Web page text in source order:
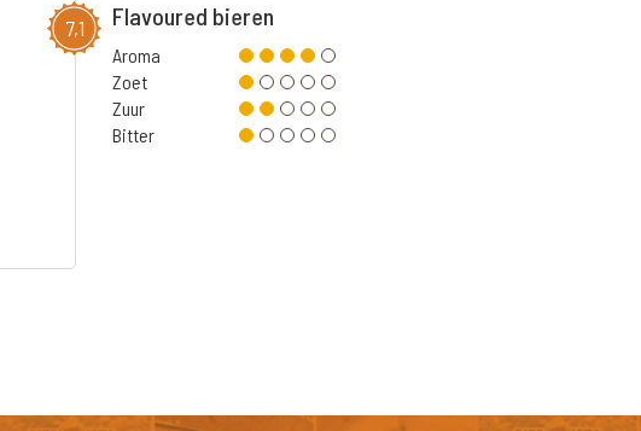
7,1 Flavoured bieren
Aroma
Zoet
Zuur
Bitter